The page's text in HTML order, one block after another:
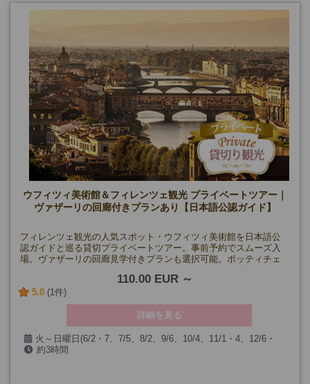
ウフィツィ美術館＆フィレンツェ観光 プライベートツアー｜
ヴァザーリの回廊付きプランあり【日本語公認ガイド】
フィレンツェ観光の人気スポット・ウフィツィ美術館を日本語公
認ガイドと巡る貸切プライベートツアー。事前予約でスムーズ入
場。ヴァザーリの回廊見学付きプランも選択可能。ボッティチェ
110.00 EUR
5.0 (1件)
詳細を見る
火～日曜日(6/2・7、7/5、8/2、9/6、10/4、11/1・4、12/6・
25、1/1・3、2/7、3/7・28、ウフィッツィ美術館無料開放日を除
約3時間